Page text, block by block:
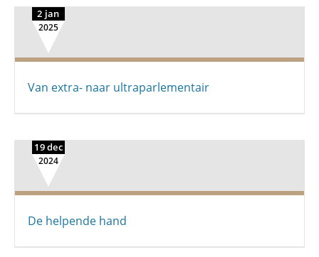
2 jan
2025
Van extra- naar ultraparlementair
19 dec
2024
De helpende hand